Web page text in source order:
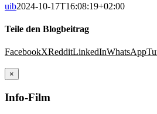
uib2024-10-17T16:08:19+02:00
Teile den Blogbeitrag
FacebookXRedditLinkedInWhatsApp
×
Info-Film